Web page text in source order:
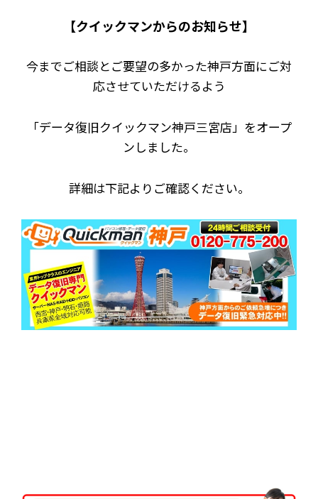
【クイックマンからのお知らせ】
今までご相談とご要望の多かった神戸方面にご対
応させていただけるよう
「データ復旧クイックマン神戸三宮店」をオープ
ンしました。
詳細は下記よりご確認ください。